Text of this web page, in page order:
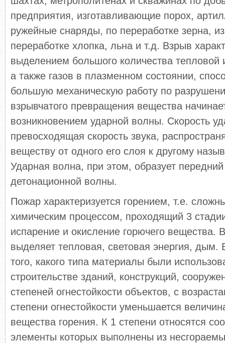
предприятия, изготавливающие порох,
ружейные снаряды, по переработке зерна,
переработке хлопка, льна и т.д. Взрыв
выделением большого количества тепловой
а также газов в плазменном состоянии,
большую механическую работу по
взрывчатого превращения вещества
возникновением ударной волны. Скорость
превосходящая скорость звука,
веществу от одного его слоя к другому
Ударная волна, при этом, образует
детонационной волны.
Пожар характеризуется горением, т.е.
химическим процессом, проходящий 3
испарение и окисление горючего вещества.
выделяет тепловая, световая энергия, дым.
того, какого типа материалы были
строительстве зданий, конструкций,
степеней огнестойкости объектов, с
степени огнестойкости уменьшается
вещества горения. К 1 степени относятся
элементы которых выполнены из